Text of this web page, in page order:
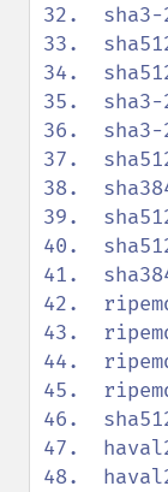
32.
33.
34.
35.
36.
37.
38.
39.
40.
41.
42.
43.
44.
45.
46.
47.
48.